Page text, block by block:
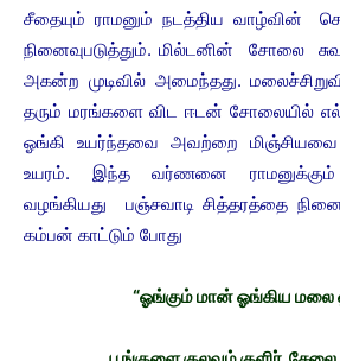
சீதையும் ராமனும் நடத்திய
நினைவுபடுத்தும். மில்டனின் சோலை
அகன்ற முடிவில் அமைந்தது.
தரும் மரங்களை விட ஈடன் சோலையில்
ஓங்கி உயர்ந்தவை அவற்றை
உயரம். இந்த வர்ணனை ராமனுக்கும்
வழங்கியது பஞ்சவாடி சித்தரத்தை
கம்பன் காட்டும் போது
“ஓங்கும் மான் ஓங்கிய